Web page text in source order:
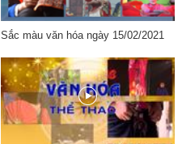
Sắc màu văn hóa ngày 15/02/2021